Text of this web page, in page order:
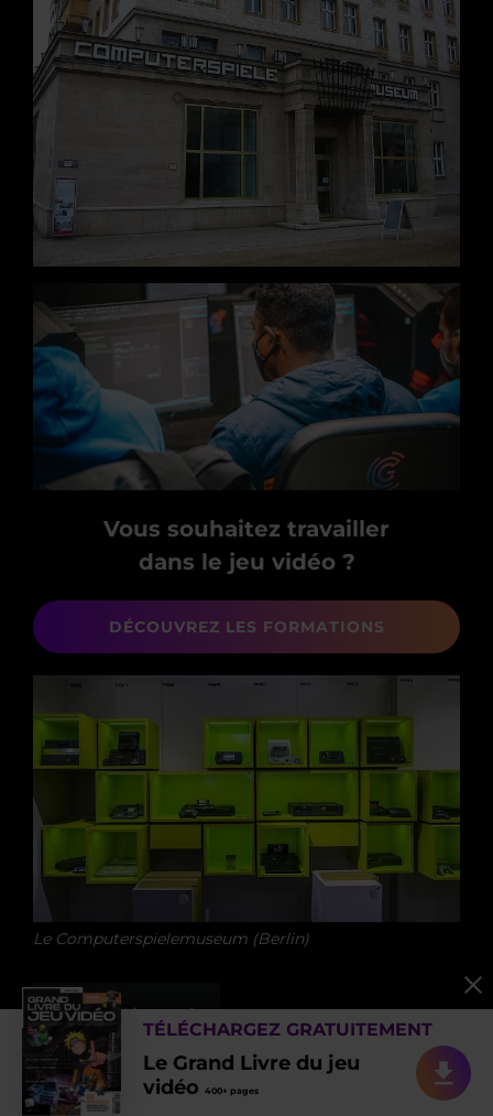
Vous souhaitez travailler
dans le jeu vidéo ?
DÉCOUVREZ LES FORMATIONS
Le Computerspielemuseum (Berlin)
Site web
TÉLÉCHARGEZ GRATUITEMENT
Le Grand Livre du jeu
vidéo 400+ pages